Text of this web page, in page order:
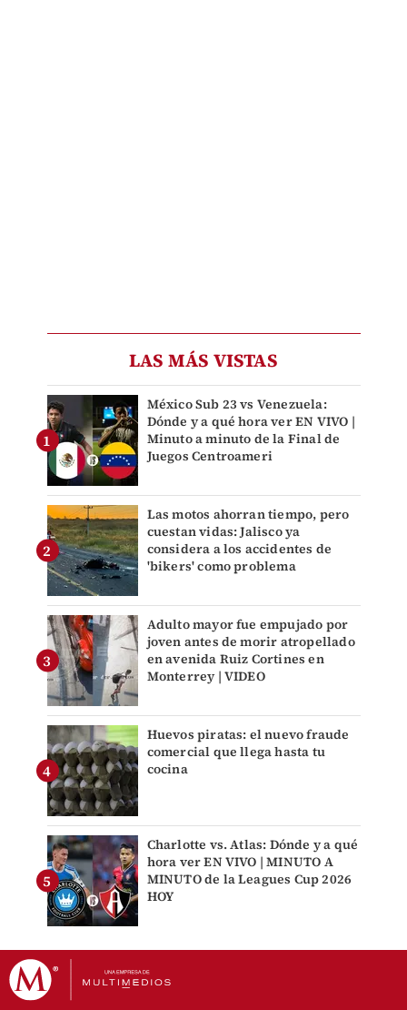
LAS MÁS VISTAS
México Sub 23 vs Venezuela:
Dónde y a qué hora ver EN VIVO |
Minuto a minuto de la Final de
Juegos Centroameri
Las motos ahorran tiempo, pero
cuestan vidas: Jalisco ya
considera a los accidentes de
'bikers' como problema
Adulto mayor fue empujado por
joven antes de morir atropellado
en avenida Ruiz Cortines en
Monterrey | VIDEO
Huevos piratas: el nuevo fraude
comercial que llega hasta tu
cocina
Charlotte vs. Atlas: Dónde y a qué
hora ver EN VIVO | MINUTO A
MINUTO de la Leagues Cup 2026
HOY